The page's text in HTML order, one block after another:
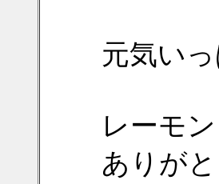
元気い
レーモ
ありが